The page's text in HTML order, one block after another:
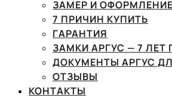
ЗАМЕР И ОФОРМЛЕНИЕ
7 ПРИЧИН КУПИТЬ
ГАРАНТИЯ
ЗАМКИ АРГУС — 7 ЛЕТ
ДОКУМЕНТЫ АРГУС
ОТЗЫВЫ
КОНТАКТЫ